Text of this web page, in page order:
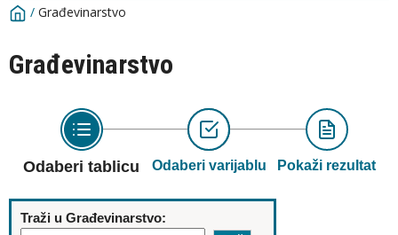
/ Građevinarstvo
Građevinarstvo
Odaberi tablicu Odaberi varijablu Pokaži rezultat
Traži u Građevinarstvo: